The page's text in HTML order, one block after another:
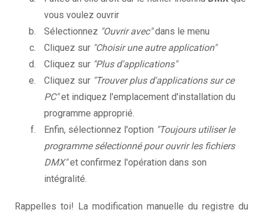
vous voulez ouvrir
Sélectionnez "Ouvrir avec"dans le menu
Cliquez sur "Choisir une autre application"
Cliquez sur "Plus d'applications"
Cliquez sur "Trouver plus d'applications sur ce
PC"et indiquez l'emplacement d'installation du
programme approprié.
Enfin, sélectionnez l'option "Toujours utiliser le
programme sélectionné pour ouvrir les fichiers
DMX"et confirmez l'opération dans son
intégralité.
Rappelles toi! La modification manuelle du registre du